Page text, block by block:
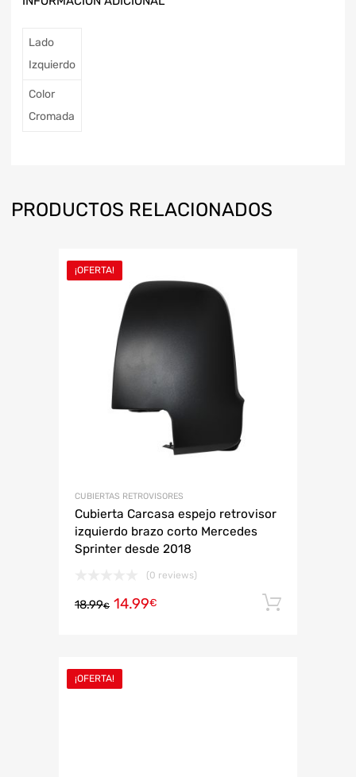
Lado
Izquierdo
Color
Cromada
PRODUCTOS RELACIONADOS
¡OFERTA!
CUBIERTAS RETROVISORES
Cubierta Carcasa espejo retrovisor
izquierdo brazo corto Mercedes
Sprinter desde 2018
(0 reviews)
18.99€ 14.99€
¡OFERTA!